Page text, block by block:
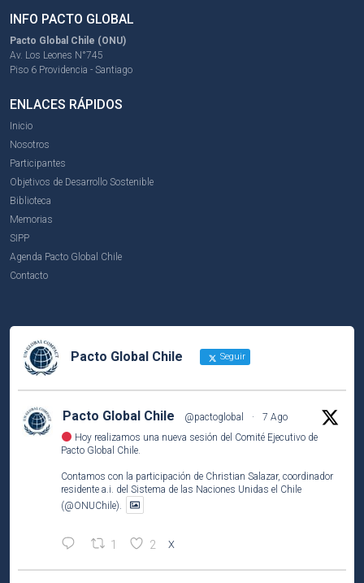
INFO PACTO GLOBAL
Pacto Global Chile (ONU)
Av. Los Leones N°745
Piso 6 Providencia - Santiago
ENLACES RÁPIDOS
Inicio
Nosotros
Participantes
Objetivos de Desarrollo Sostenible
Biblioteca
Memorias
SIPP
Agenda Pacto Global Chile
Contacto
Pacto Global Chile Seguir
Pacto Global Chile @pactoglobal ·
7 Ago
Hoy realizamos una nueva sesión del Comité Ejecutivo de
Pacto Global Chile.
Contamos con la participación de Christian Salazar, coordinador
residente a.i. del Sistema de las Naciones Unidas el Chile
(@ONUChile).
1 2 X